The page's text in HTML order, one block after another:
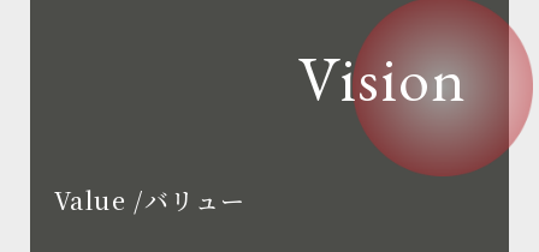
Vision
Value /バリュー